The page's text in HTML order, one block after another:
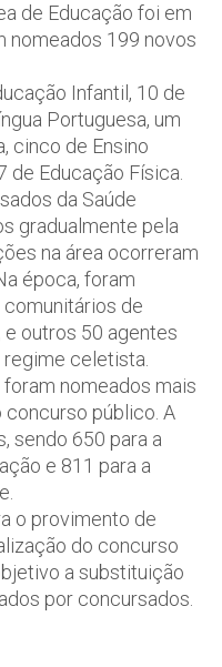
de Educação foi em
nomeados 199 novos
Infantil, 10 de
Portuguesa, um
cinco de Ensino
de Educação Física.
da Saúde
gradualmente pela
na área ocorreram
época, foram
de
outros 50 agentes
celetista.
nomeados mais
público. A
sendo 650 para a
e 811 para a
o provimento de
do concurso
a substituição
por concursados.